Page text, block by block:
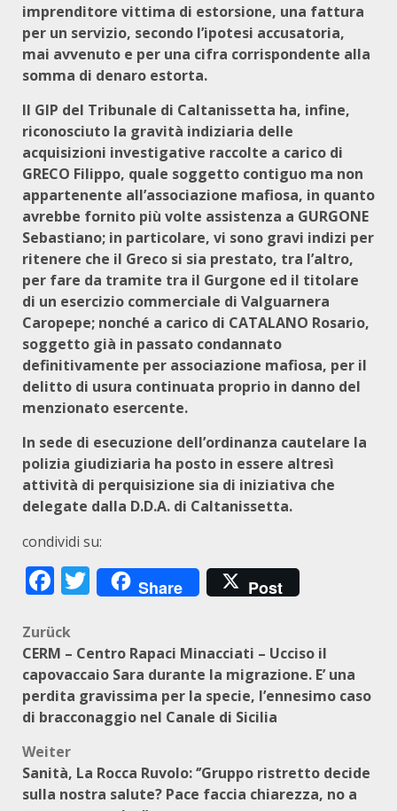
imprenditore vittima di estorsione, una fattura
per un servizio, secondo l’ipotesi accusatoria,
mai avvenuto e per una cifra corrispondente alla
somma di denaro estorta.
Il GIP del Tribunale di Caltanissetta ha, infine,
riconosciuto la gravità indiziaria delle
acquisizioni investigative raccolte a carico di
GRECO Filippo, quale soggetto contiguo ma non
appartenente all’associazione mafiosa, in quanto
avrebbe fornito più volte assistenza a GURGONE
Sebastiano; in particolare, vi sono gravi indizi per
ritenere che il Greco si sia prestato, tra l’altro,
per fare da tramite tra il Gurgone ed il titolare
di un esercizio commerciale di Valguarnera
Caropepe; nonché a carico di CATALANO Rosario,
soggetto già in passato condannato
definitivamente per associazione mafiosa, per il
delitto di usura continuata proprio in danno del
menzionato esercente.
In sede di esecuzione dell’ordinanza cautelare la
polizia giudiziaria ha posto in essere altresì
attività di perquisizione sia di iniziativa che
delegate dalla D.D.A. di Caltanissetta.
condividi su:
Facebook
Twitter
Share Post
Beitragsnavigation
Zurück
CERM – Centro Rapaci Minacciati – Ucciso il
capovaccaio Sara durante la migrazione. E’ una
perdita gravissima per la specie, l’ennesimo caso
di bracconaggio nel Canale di Sicilia
Weiter
Sanità, La Rocca Ruvolo: ‘’Gruppo ristretto decide
sulla nostra salute? Pace faccia chiarezza, no a